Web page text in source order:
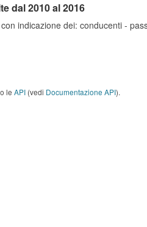
dal 2010 al 2016
indicazione dei: conducenti -
le API (vedi Documentazione API).